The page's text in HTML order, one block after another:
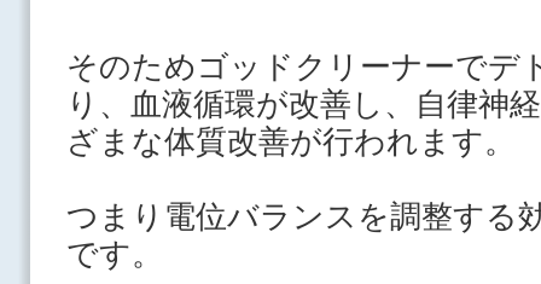
そのためゴッドクリーナーでデ
り、血液循環が改善し、自律神
ざまな体質改善が行われます。
つまり電位バランスを調整する
です。